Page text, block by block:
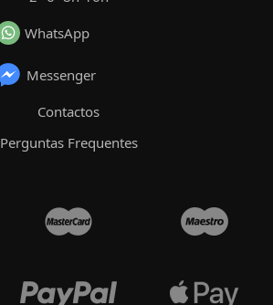
WhatsApp
Messenger
Contactos
Perguntas Frequentes